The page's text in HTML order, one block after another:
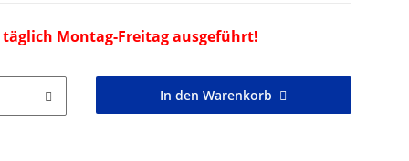
Montag-Freitag ausgeführt!
In den Warenkorb